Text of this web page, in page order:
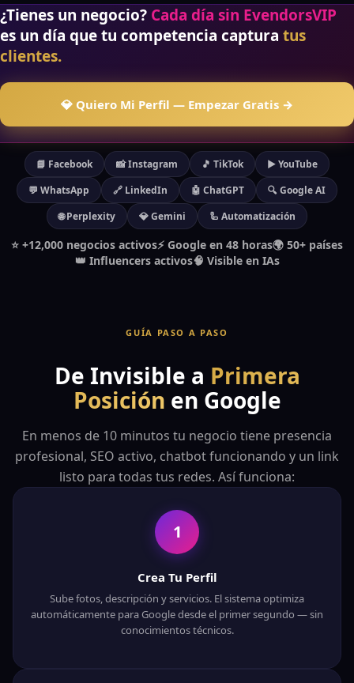
📘
¿Tienes un negocio? Cada día sin EvendorsVIP
es un día que tu competencia captura tus
clientes.
💎 Quiero Mi Perfil — Empezar Gratis →
📘 Facebook 📸 Instagram 🎵 TikTok
▶️ YouTube
💬 WhatsApp
🔗 LinkedIn 🤖 ChatGPT
🔍 Google AI
🌐 Perplexity
💎 Gemini 🦾 Automatización
⭐ +12,000 negocios activos⚡ Google en 48 horas🌍 50+ países
👑 Influencers activos🧠 Visible en IAs
GUÍA PASO A PASO
De Invisible a Primera
Posición en Google
En menos de 10 minutos tu negocio tiene presencia
profesional, SEO activo, chatbot funcionando y un link
listo para todas tus redes. Así funciona:
1
Crea Tu Perfil
Sube fotos, descripción y servicios. El sistema optimiza
automáticamente para Google desde el primer segundo — sin
conocimientos técnicos.